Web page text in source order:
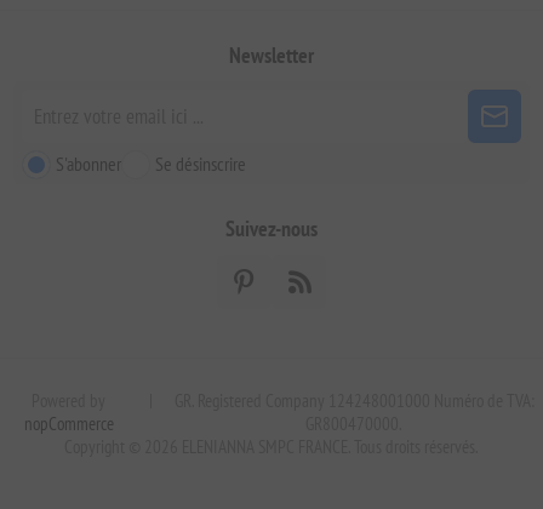
Newsletter
S'abonner Se désinscrire
Suivez-nous
nopCommerce